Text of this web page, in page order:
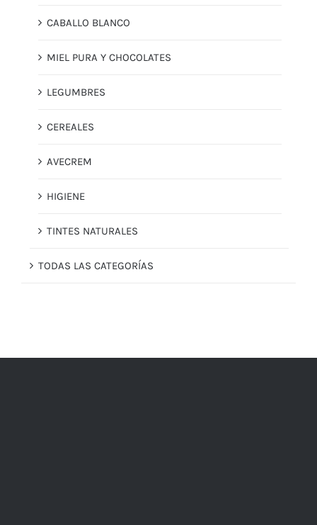
CABALLO BLANCO
MIEL PURA Y CHOCOLATES
LEGUMBRES
CEREALES
AVECREM
HIGIENE
TINTES NATURALES
TODAS LAS CATEGORÍAS